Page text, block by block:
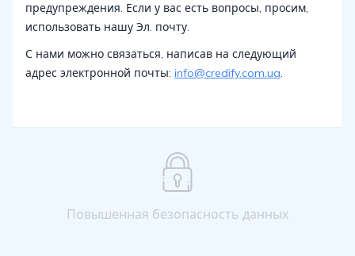
предупреждения. Если у вас есть вопросы, просим,
использовать нашу Эл. почту.
С нами можно связаться, написав на следующий
адрес электронной почты: info@credify.com.ua.
Повышенная безопасность данных